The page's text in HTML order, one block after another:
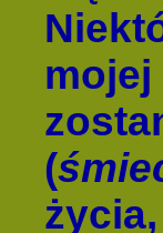
mojej
(